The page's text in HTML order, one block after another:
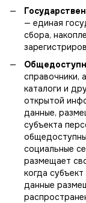
— единая
сбора,
справочники,
каталоги и
открытой
данные,
субъекта
социальные
размещает
когда
данные